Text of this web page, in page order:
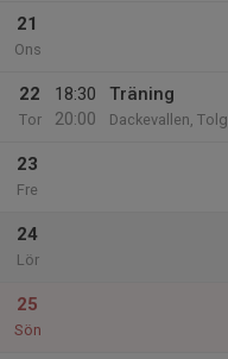
21
Ons
22
Tor
18:30
20:00
Träning
Dackevallen, Tolg
23
Fre
24
Lör
25
Sön